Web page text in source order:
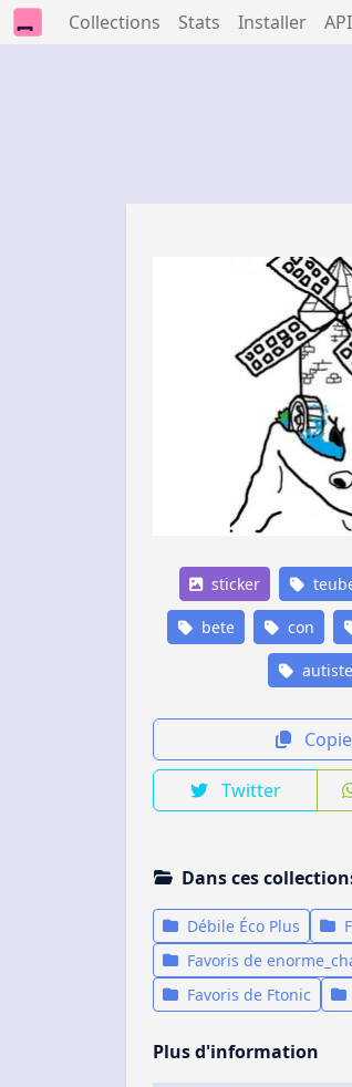
Collections Stats Installer API
sticker
bete con
autiste
Twitter
Dans ces
Débile Éco Plus
Favoris de
Favoris de Ftonic
Plus d'information